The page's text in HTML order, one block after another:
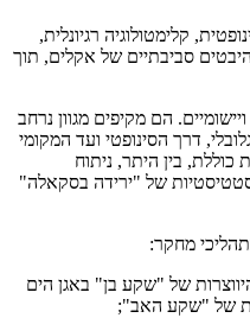
קלימטולוגיה רגיונלית,
סביבתיים של אקלים, תוך
הם מקיפים מגוון נרחב
דרך הסינופטי ועד המקומי
כוללת, בין היתר, ניתוח
סטטיסטיות של "ירידה בסקאלה"
מחקר:
של "שקע בן" באגן הים
של "שקע האב";